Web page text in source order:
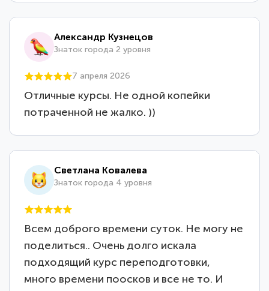
Александр Кузнецов
Знаток города 2 уровня
7 апреля 2026
Отличные курсы. Не одной копейки
потраченной не жалко. ))
Светлана Ковалева
Знаток города 4 уровня
Всем доброго времени суток. Не могу не
поделиться.. Очень долго искала
подходящий курс переподготовки,
много времени поосков и все не то. И